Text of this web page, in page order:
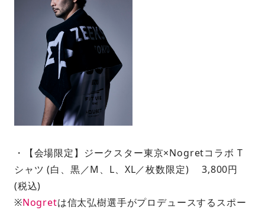
・【会場限定】ジークスター東京×Nogretコラボ T
シャツ (白、黒／M、L、XL／枚数限定) 3,800円
(税込)
※Nogretは信太弘樹選手がプロデュースするスポー